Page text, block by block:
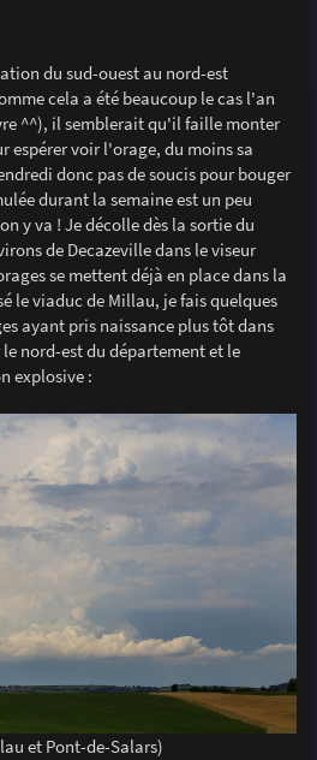
du sud-ouest au nord-est
cela a été beaucoup le cas l'an
^^), il semblerait qu'il faille monter
espérer voir l'orage, du moins sa
donc pas de soucis pour bouger
durant la semaine est un peu
y va ! Je décolle dès la sortie du
de Decazeville dans le viseur
se mettent déjà en place dans la
le viaduc de Millau, je fais quelques
ayant pris naissance plus tôt dans
nord-est du département et le
explosive :
et Pont-de-Salars)